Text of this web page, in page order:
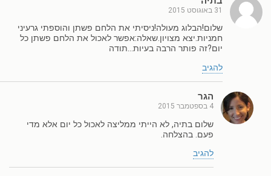
31 באוגוסט 2015
שלום!הבלוג מעולה!ניסיתי את הלחם פשתן והוספתי גרעיני
חמניות.יצא מצויון.שאלה:אפשר לאכול את הלחם פשתן כל
יום?זה פותר הרבה בעיות…תודה
להגיב
הגר
4 בספטמבר 2015
שלום בתיה, לא הייתי ממליצה לאכול כל יום אלא מדי
פעם. בהצלחה.
להגיב